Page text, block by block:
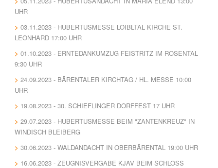
UHR
03.11.2023 - HUBERTUSMESSE LOIBLTAL KIRCHE ST.
LEONHARD 17:00 UHR
01.10.2023 - ERNTEDANKUMZUG FEISTRITZ IM ROSENTAL
9:30 UHR
24.09.2023 - BÄRENTALER KIRCHTAG / HL. MESSE 10:00
UHR
19.08.2023 - 30. SCHIEFLINGER DORFFEST 17 UHR
29.07.2023 - HUBERTUSMESSE BEIM "ZANTENKREUZ" IN
WINDISCH BLEIBERG
30.06.2023 - WALDANDACHT IN OBERBÄRENTAL 19:00 UHR
16.06.2023 - ZEUGNISVERGABE KJAV BEIM SCHLOSS